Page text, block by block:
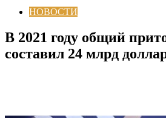
НОВОСТИ
В 2021 году общий
составил 24 млрд